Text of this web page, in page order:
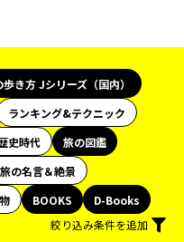
き方 Jシリーズ（国内）
ランキング&テクニック
史時代
旅の図鑑
の名言＆絶景
BOOKS
D-Books
絞り込み条件を追加